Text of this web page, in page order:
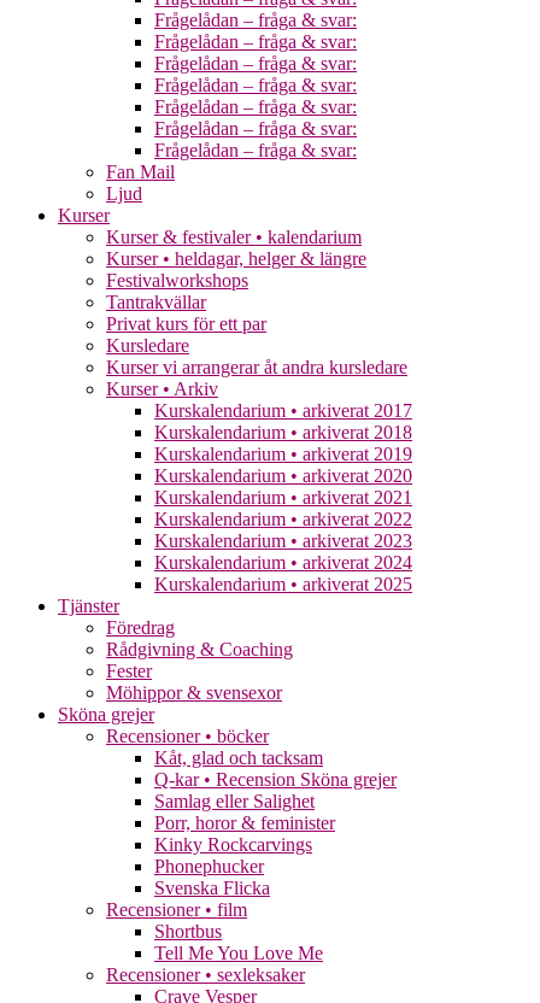
Frågelådan – fråga & svar:
Frågelådan – fråga & svar:
Frågelådan – fråga & svar:
Frågelådan – fråga & svar:
Frågelådan – fråga & svar:
Frågelådan – fråga & svar:
Frågelådan – fråga & svar:
Fan Mail
Ljud
Kurser
Kurser & festivaler • kalendarium
Kurser • heldagar, helger & längre
Festivalworkshops
Tantrakvällar
Privat kurs för ett par
Kursledare
Kurser vi arrangerar åt andra kursledare
Kurser • Arkiv
Kurskalendarium • arkiverat 2017
Kurskalendarium • arkiverat 2018
Kurskalendarium • arkiverat 2019
Kurskalendarium • arkiverat 2020
Kurskalendarium • arkiverat 2021
Kurskalendarium • arkiverat 2022
Kurskalendarium • arkiverat 2023
Kurskalendarium • arkiverat 2024
Kurskalendarium • arkiverat 2025
Tjänster
Föredrag
Rådgivning & Coaching
Fester
Möhippor & svensexor
Sköna grejer
Recensioner • böcker
Kåt, glad och tacksam
Q-kar • Recension Sköna grejer
Samlag eller Salighet
Porr, horor & feminister
Kinky Rockcarvings
Phonephucker
Svenska Flicka
Recensioner • film
Shortbus
Tell Me You Love Me
Recensioner • sexleksaker
Crave Vesper